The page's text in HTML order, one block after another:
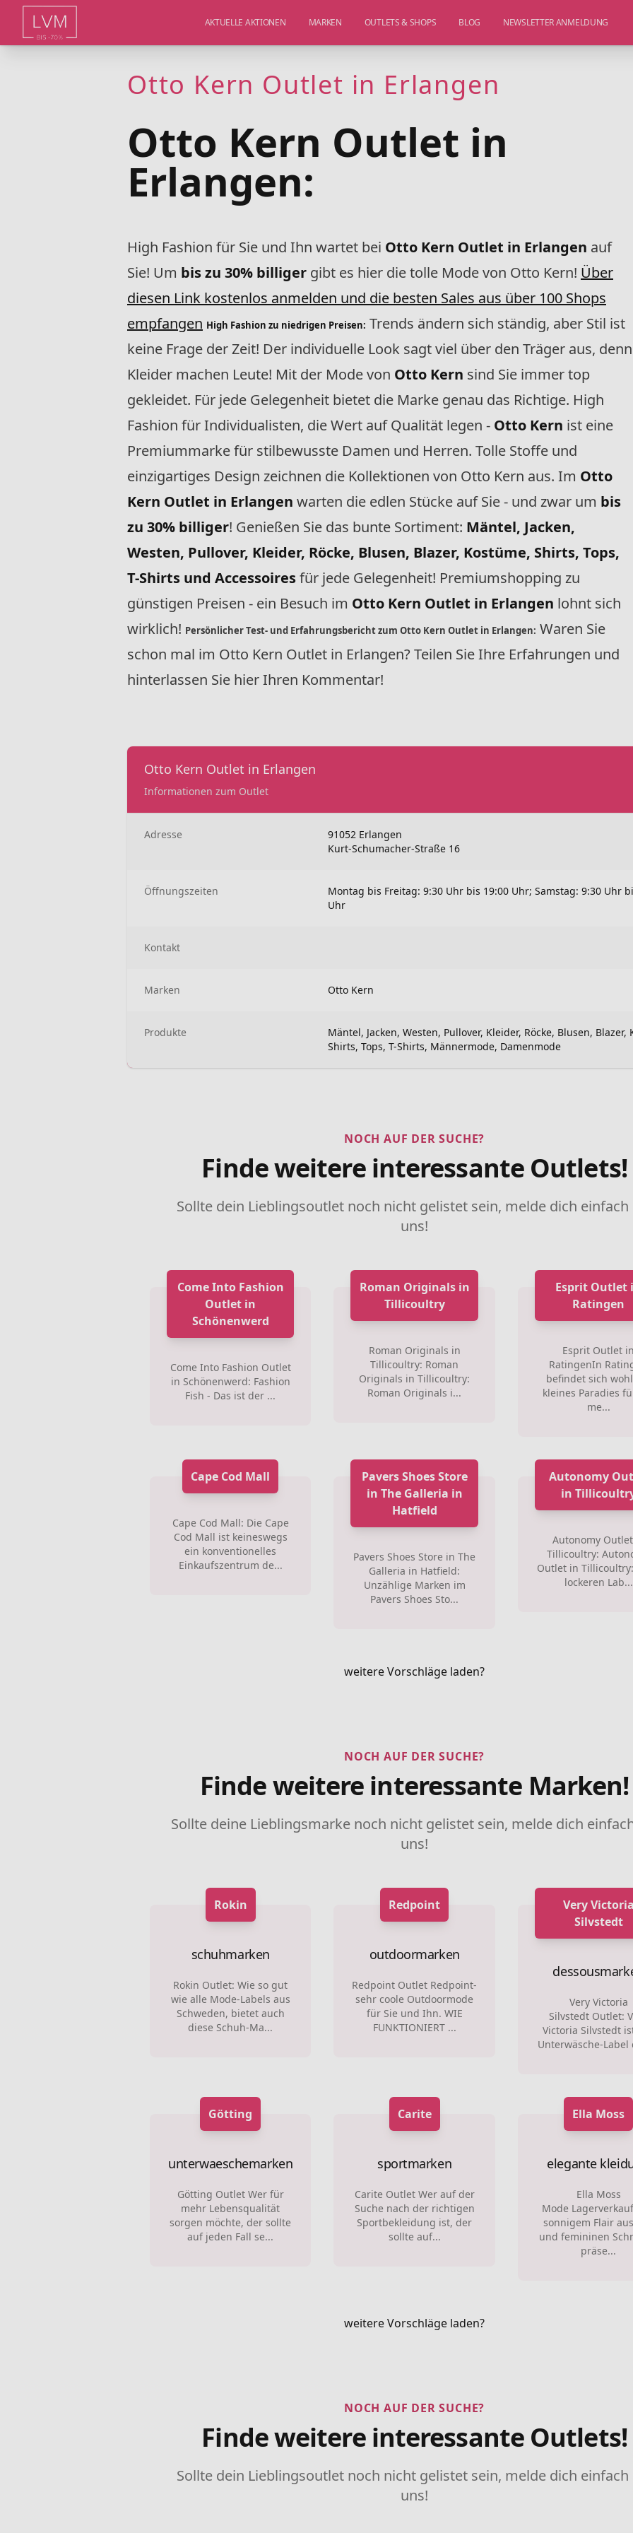
AKTUELLE AKTIONEN MARKEN OUTLETS & SHOPS BLOG NEWSLETTER ANMELDUNG
Otto Kern Outlet in Erlangen
Otto Kern Outlet in
Erlangen:
High Fashion für Sie und Ihn wartet bei Otto Kern Outlet in Erlangen auf
Sie! Um bis zu 30% billiger gibt es hier die tolle Mode von Otto Kern! Über
diesen Link kostenlos anmelden und die besten Sales aus über 100 Shops
empfangen High Fashion zu niedrigen Preisen: Trends ändern sich ständig, aber Stil ist
keine Frage der Zeit! Der individuelle Look sagt viel über den Träger aus, denn
Kleider machen Leute! Mit der Mode von Otto Kern sind Sie immer top
gekleidet. Für jede Gelegenheit bietet die Marke genau das Richtige. High
Fashion für Individualisten, die Wert auf Qualität legen - Otto Kern ist eine
Premiummarke für stilbewusste Damen und Herren. Tolle Stoffe und
einzigartiges Design zeichnen die Kollektionen von Otto Kern aus. Im Otto
Kern Outlet in Erlangen warten die edlen Stücke auf Sie - und zwar um bis
zu 30% billiger! Genießen Sie das bunte Sortiment: Mäntel, Jacken,
Westen, Pullover, Kleider, Röcke, Blusen, Blazer, Kostüme, Shirts, Tops,
T-Shirts und Accessoiresfür jede Gelegenheit! Premiumshopping zu
günstigen Preisen - ein Besuch im Otto Kern Outlet in Erlangen lohnt sich
wirklich! Persönlicher Test- und Erfahrungsbericht zum Otto Kern Outlet in Erlangen: Waren Sie
schon mal im Otto Kern Outlet in Erlangen? Teilen Sie Ihre Erfahrungen und
hinterlassen Sie hier Ihren Kommentar!
Otto Kern Outlet in Erlangen
Informationen zum Outlet
Adresse
91052 Erlangen
Kurt-Schumacher-Straße 16
Öffnungszeiten
Montag bis Freitag: 9:30 Uhr bis 19:00 Uhr; Samstag: 9:30 Uhr
Uhr
Kontakt
Marken Otto Kern
Produkte
Mäntel, Jacken, Westen, Pullover, Kleider, Röcke, Blusen, Blazer,
Shirts, Tops, T-Shirts, Männermode, Damenmode
NOCH AUF DER SUCHE?
Finde weitere interessante Outlets!
Sollte dein Lieblingsoutlet noch nicht gelistet sein, melde dich einfach
uns!
Come Into Fashion
Outlet in
Schönenwerd
Come Into Fashion Outlet
in Schönenwerd: Fashion
Fish - Das ist der ...
Roman Originals in
Tillicoultry
Roman Originals in
Tillicoultry: Roman
Originals in Tillicoultry:
Roman Originals i...
Esprit Outlet
Ratingen
Esprit Outlet
RatingenIn
befindet sich
kleines Paradies
me...
Cape Cod Mall
Cape Cod Mall: Die Cape
Cod Mall ist keineswegs
ein konventionelles
Einkaufszentrum de...
Pavers Shoes Store
in The Galleria in
Hatfield
Pavers Shoes Store in The
Galleria in Hatfield:
Unzählige Marken im
Pavers Shoes Sto...
Autonomy
in
Autonomy
Tillicoultry:
Outlet in
lockeren Lab...
weitere Vorschläge laden?
NOCH AUF DER SUCHE?
Finde weitere interessante Marken!
Sollte deine Lieblingsmarke noch nicht gelistet sein, melde dich
uns!
Rokin
schuhmarken
Rokin Outlet: Wie so gut
wie alle Mode-Labels aus
Schweden, bietet auch
diese Schuh-Ma...
Redpoint
outdoormarken
Redpoint Outlet Redpoint-
sehr coole Outdoormode
für Sie und Ihn. WIE
FUNKTIONIERT ...
Very
Silvstedt
Very Victoria
Silvstedt Outlet:
Victoria Silvstedt
Unterwäsche-Label
Götting
unterwaeschemarken
Götting Outlet Wer für
mehr Lebensqualität
sorgen möchte, der sollte
auf jeden Fall se...
Carite
sportmarken
Carite Outlet Wer auf der
Suche nach der richtigen
Sportbekleidung ist, der
sollte auf...
Ella Moss
elegante
Ella Moss
Mode
sonnigem Flair
und femininen
präse...
weitere Vorschläge laden?
NOCH AUF DER SUCHE?
Finde weitere interessante Outlets!
Sollte dein Lieblingsoutlet noch nicht gelistet sein, melde dich einfach
uns!